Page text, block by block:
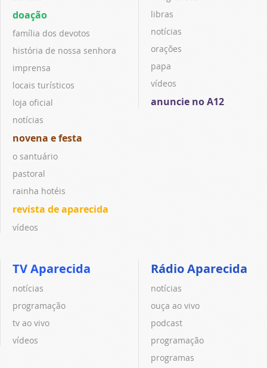
doação
família dos devotos
história de nossa senhora
imprensa
locais turísticos
loja oficial
notícias
novena e festa
o santuário
pastoral
rainha hotéis
revista de aparecida
vídeos
libras
notícias
orações
papa
vídeos
anuncie no A12
TV Aparecida
notícias
programação
tv ao vivo
vídeos
Rádio Aparecida
notícias
ouça ao vivo
podcast
programação
programas